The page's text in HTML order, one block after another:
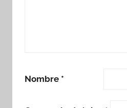
Nombre *